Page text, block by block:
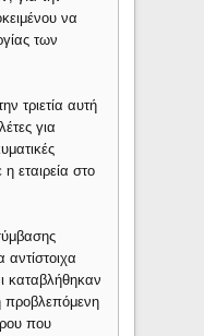
να
των
τριετία αυτή
για
εταιρεία στο
καταβλήθηκαν
προβλεπόμενη
που